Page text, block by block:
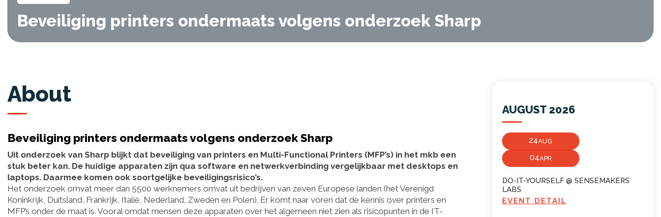
Beveiliging printers ondermaats volgens onderzoek Sharp
About
Beveiliging printers ondermaats volgens onderzoek Sharp
Uit onderzoek van Sharp blijkt dat beveiliging van printers en Multi-Functional Printers (MFP’s) in het mkb een
stuk beter kan. De huidige apparaten zijn qua software en netwerkverbinding vergelijkbaar met desktops en
laptops. Daarmee komen ook soortgelijke beveiligingsrisico’s.
Het onderzoek omvat meer dan 5500 werknemers omvat uit bedrijven van zeven Europese landen (het Verenigd
Koninkrijk, Duitsland, Frankrijk, Italië, Nederland, Zweden en Polen). Er komt naar voren dat de kennis over printers en
MFP’s onder de maat is. Vooral omdat mensen deze apparaten over het algemeen niet zien als risicopunten in de IT-
AUGUST 2026
24AUG
04APR
DO-IT-YOURSELF @ SENSEMAKERS
LABS
EVENT DETAIL